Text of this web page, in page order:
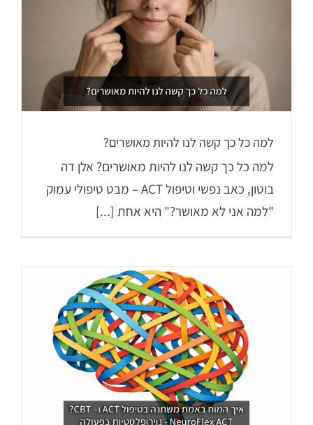
למה כל כך קשה לנו להיות מאושרים?
למה כל כך קשה לנו להיות מאושרים? אלן דה
בוטון, כאב נפשי וטיפול ACT – מבט טיפולי עמוק
"למה אני לא מאושר?" היא אחת [...]